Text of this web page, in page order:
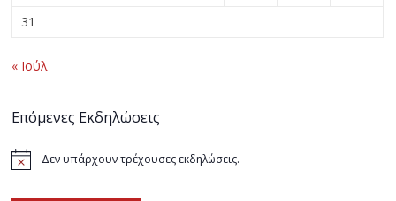
31
« Ιούλ
Επόμενες Εκδηλώσεις
Δεν υπάρχουν τρέχουσες εκδηλώσεις.